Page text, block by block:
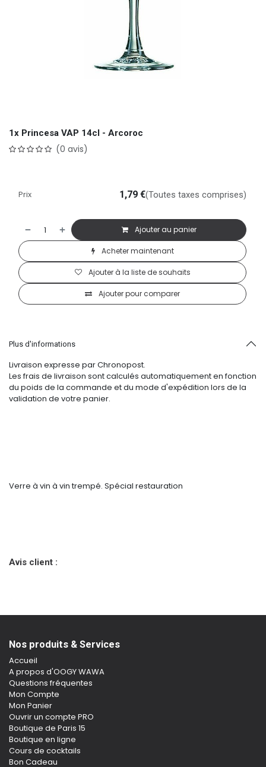
1x Princesa VAP 14cl - Arcoroc
(0 avis)
Ajouter au panier
Acheter maintenant
Ajouter pour comparer
Ajouter à la liste de souhaits
Prix 1,79 €(Toutes taxes comprises)
Plus d'informations
Livraison expresse par Chronopost.
Les frais de livraison sont calculés automatiquement en fonction
du poids de la commande et du mode d'expédition lors de la
validation de votre panier.
Verre à vin à vin trempé. Spécial restauration
Avis client :
Nos produits & Services
Accueil
A propos d'OOGY WAWA
Questions fréquentes
Mon Compte
Mon Panier
Ouvrir un compte PRO
Boutique de Paris 15
Boutique en ligne
Cours de cocktails
Bon Cadeau